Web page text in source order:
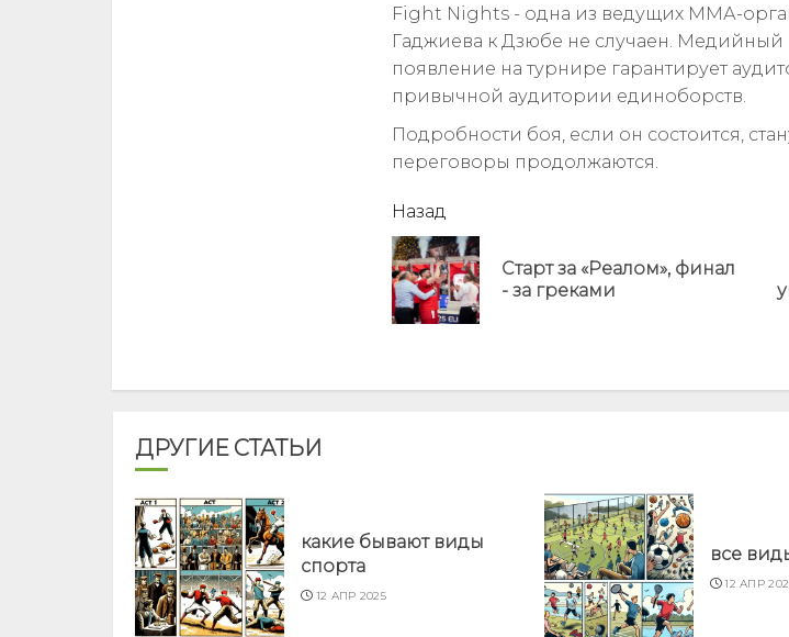
Fight Nights - одна из ведущих ММА-
Гаджиева к Дзюбе не случаен. Медийный
появление на турнире гарантирует
привычной аудитории единоборств.
Подробности боя, если он состоится,
переговоры продолжаются.
читать
еще
Назад
Старт за «Реалом», финал
- за греками
post:
ДРУГИЕ СТАТЬИ
какие бывают виды
спорта
12 АПР 2025
все
12 АПР